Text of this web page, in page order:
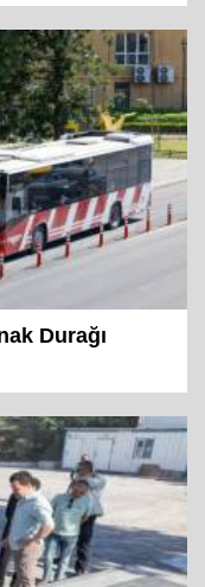
Durağı